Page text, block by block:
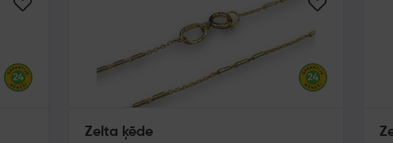
Zelta ķēde